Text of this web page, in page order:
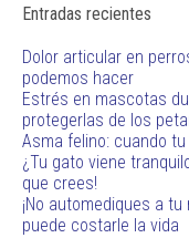
Entradas recientes
Dolor articular en
podemos hacer
Estrés en mascotas
protegerlas de los
Asma felino: cuando
¿Tu gato viene
que crees!
¡No automediques a
puede costarle la vida